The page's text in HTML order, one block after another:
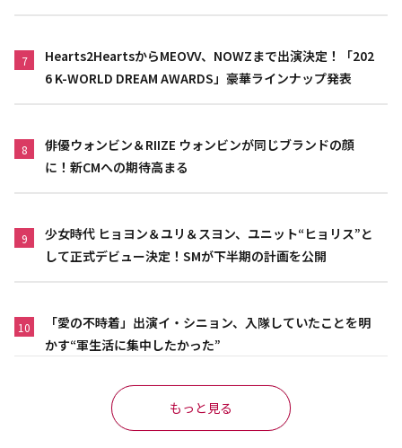
7
Hearts2HeartsからMEOVV、NOWZまで出演決定！「202
6 K-WORLD DREAM AWARDS」豪華ラインナップ発表
8
俳優ウォンビン＆RIIZE ウォンビンが同じブランドの顔
に！新CMへの期待高まる
9
少女時代 ヒョヨン＆ユリ＆スヨン、ユニット“ヒョリス”と
して正式デビュー決定！SMが下半期の計画を公開
10
「愛の不時着」出演イ・シニョン、入隊していたことを明
かす“軍生活に集中したかった”
もっと見る